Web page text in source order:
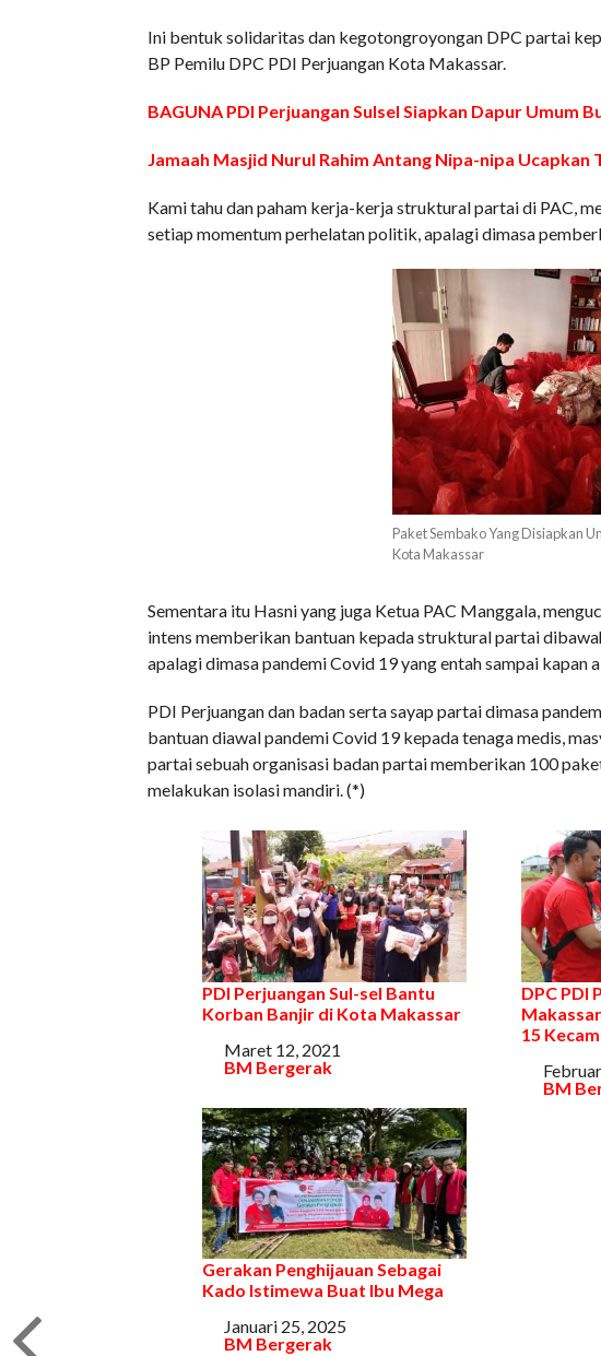
Ini bentuk solidaritas dan kegotongroyongan DPC partai
BP Pemilu DPC PDI Perjuangan Kota Makassar.
BAGUNA PDI Perjuangan Sulsel Siapkan Dapur Umum
Jamaah Masjid Nurul Rahim Antang Nipa-nipa Ucapkan
Kami tahu dan paham kerja-kerja struktural partai di PAC,
setiap momentum perhelatan politik, apalagi dimasa
Paket Sembako Yang Disiapkan
Kota Makassar
Sementara itu Hasni yang juga Ketua PAC Manggala,
intens memberikan bantuan kepada struktural partai
apalagi dimasa pandemi Covid 19 yang entah sampai kapan
PDI Perjuangan dan badan serta sayap partai dimasa
bantuan diawal pandemi Covid 19 kepada tenaga medis,
partai sebuah organisasi badan partai memberikan 100
melakukan isolasi mandiri. (*)
PDI Perjuangan Sul-sel Bantu
Korban Banjir di Kota Makassar
Tanggal
Maret 12, 2021
Sehubungan dengan
BM Bergerak
DPC PDI
15
Tanggal
BM
Gerakan Penghijauan Sebagai
Kado Istimewa Buat Ibu Mega
Tanggal
Januari 25, 2025
Sehubungan dengan
BM Bergerak